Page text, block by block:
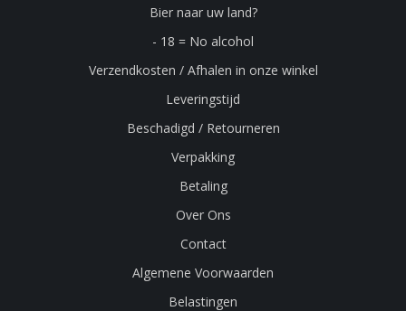
Bier naar uw land?
- 18 = No alcohol
Verzendkosten / Afhalen in onze winkel
Leveringstijd
Beschadigd / Retourneren
Verpakking
Betaling
Over Ons
Contact
Algemene Voorwaarden
Belastingen